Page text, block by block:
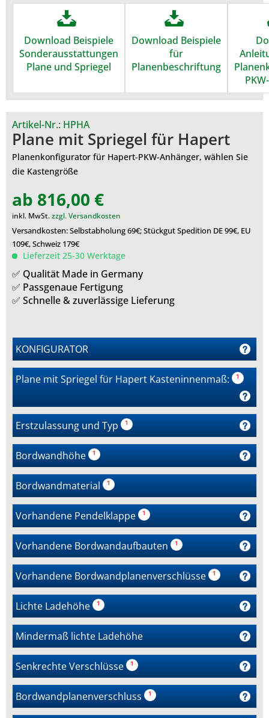
Download Beispiele
Sonderausstattungen
Plane und Spriegel
Download Beispiele
für
Planenbeschriftung
Artikel-Nr.: HPHA
Plane mit Spriegel für Hapert
Planenkonfigurator für Hapert-PKW-Anhänger, wählen Sie
die Kastengröße
ab 816,00 €
inkl. MwSt.zzgl. Versandkosten
Versandkosten: Selbstabholung 69€; Stückgut Spedition DE 99€, EU
109€, Schweiz 179€
Lieferzeit 25-30 Werktage
✅ Qualität Made in Germany
✅ Passgenaue Fertigung
✅ Schnelle & zuverlässige Lieferung
KONFIGURATOR
Plane mit Spriegel für Hapert Kasteninnenmaß: ¹
Erstzulassung und Typ ¹
Bordwandhöhe ¹
Bordwandmaterial ¹
Vorhandene Pendelklappe ¹
Vorhandene Bordwandaufbauten ¹
Vorhandene Bordwandplanenverschlüsse ¹
Lichte Ladehöhe ¹
Mindermaß lichte Ladehöhe
Senkrechte Verschlüsse ¹
Bordwandplanenverschluss ¹